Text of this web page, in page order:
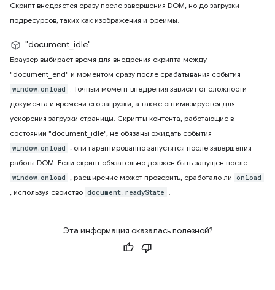
Скрипт внедряется сразу после завершения DOM, но до загрузки
подресурсов, таких как изображения и фреймы.
"document_idle"
Браузер выбирает время для внедрения скрипта между
"document_end" и моментом сразу после срабатывания события
window.onload
. Точный момент внедрения зависит от сложности
документа и времени его загрузки, а также оптимизируется для
ускорения загрузки страницы. Скрипты контента, работающие в
состоянии "document_idle", не обязаны ожидать события
window.onload
; они гарантированно запустятся после завершения
работы DOM. Если скрипт обязательно должен быть запущен после
window.onload , расширение может проверить, сработало ли onload
, используя свойство document.readyState .
Эта информация оказалась полезной?